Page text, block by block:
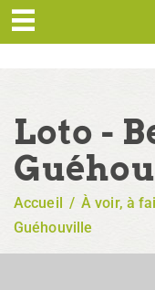
Loto -
Accueil / À voir, à
Guéhouville